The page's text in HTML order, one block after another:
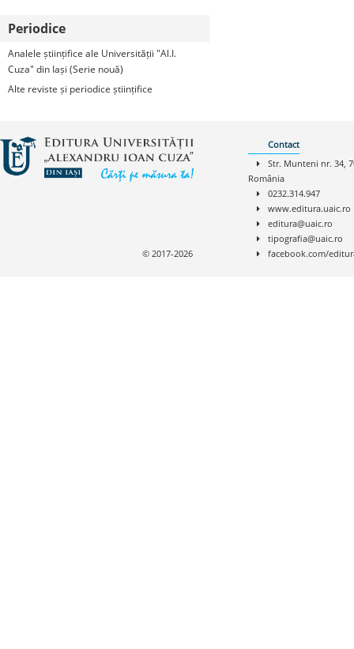
Periodice
Analele științifice ale Universității "Al.I.
Cuza" din Iași (Serie nouă)
Alte reviste și periodice științifice
Contact
Str. Munteni nr. 34,
România
0232.314.947
www.editura.uaic.ro
editura@uaic.ro
tipografia@uaic.ro
facebook.com/
© 2017-2026